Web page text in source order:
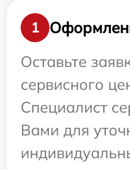
1
Оставьте
сервисного
Специалист
Вами для